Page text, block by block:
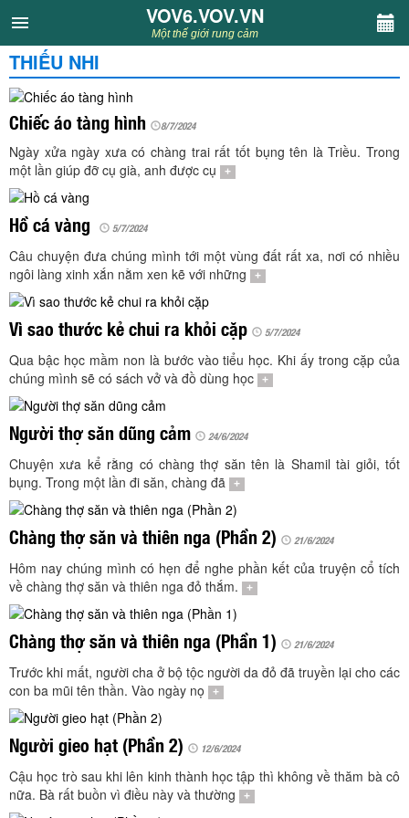
VOV6.VOV.VN
CHUYÊN MỤC
Khách VOV6
Văn học
Sân khấu
Thiếu nhi
Kết nối VOV6
TÌM KIẾM
Vận hành bởi QI Corp
VOV6.VOV.VN
Một thế giới rung cảm
THIẾU NHI
Chiếc áo tàng hình 8/7/2024
Ngày xửa ngày xưa có chàng trai rất tốt bụng tên là Triều. Trong
một lần giúp đỡ cụ già, anh được cụ
+
Hồ cá vàng 5/7/2024
Câu chuyện đưa chúng mình tới một vùng đất rất xa, nơi có nhiều
ngôi làng xinh xắn nằm xen kẽ với những
+
Vì sao thước kẻ chui ra khỏi cặp 5/7/2024
Qua bậc học mầm non là bước vào tiểu học. Khi ấy trong cặp của
chúng mình sẽ có sách vở và đồ dùng học
+
Người thợ săn dũng cảm 24/6/2024
Chuyện xưa kể rằng có chàng thợ săn tên là Shamil tài giỏi, tốt
bụng. Trong một lần đi săn, chàng đã
+
Chàng thợ săn và thiên nga (Phần 2) 21/6/2024
Hôm nay chúng mình có hẹn để nghe phần kết của truyện cổ tích
về chàng thợ săn và thiên nga đỏ thắm.
+
Chàng thợ săn và thiên nga (Phần 1) 21/6/2024
Trước khi mất, người cha ở bộ tộc người da đỏ đã truyền lại cho các
con ba mũi tên thần. Vào ngày nọ
+
Người gieo hạt (Phần 2) 12/6/2024
Cậu học trò sau khi lên kinh thành học tập thì không về thăm bà cô
nữa. Bà rất buồn vì điều này và thường
+